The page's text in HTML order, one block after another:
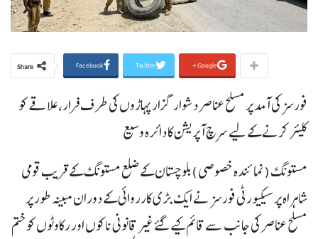
Share Facebook Twitter Google+
فورسز کی آمد پر مسلح عناصر دشوار گزار پہاڑوں کی طرف فرار، علاقے کو
کلیئر کرنے کے لیے سرچ آپریشن کا دائرہ وسیع
مستونگ (نمائندہ خصوصی )بلوچستان کے ضلع مستونگ کے قریب قومی
شاہراہ پر سیکیورٹی فورسز نے ایک بڑی کارروائی کے دوران مبینہ طور پر
مسلح عناصر کی جانب سے قائم کیے گئے غیر قانونی ناکوں اور رکاوٹوں کو ختم